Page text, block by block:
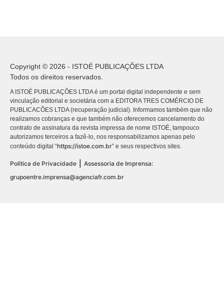
Copyright © 2026 - ISTOÉ PUBLICAÇÕES LTDA
Todos os direitos reservados.
A ISTOÉ PUBLICAÇÕES LTDA é um portal digital independente e sem
vinculação editorial e societária com a EDITORA TRES COMÉRCIO DE
PUBLICACÕES LTDA (recuperação judicial). Informamos também que não
realizamos cobranças e que também não oferecemos cancelamento do
contrato de assinatura da revista impressa de nome ISTOÉ, tampouco
autorizamos terceiros a fazê-lo, nos responsabilizamos apenas pelo
conteúdo digital “https://istoe.com.br” e seus respectivos sites.
Política de Privacidade
Assessoria de Imprensa:
grupoentre.imprensa@agenciafr.com.br